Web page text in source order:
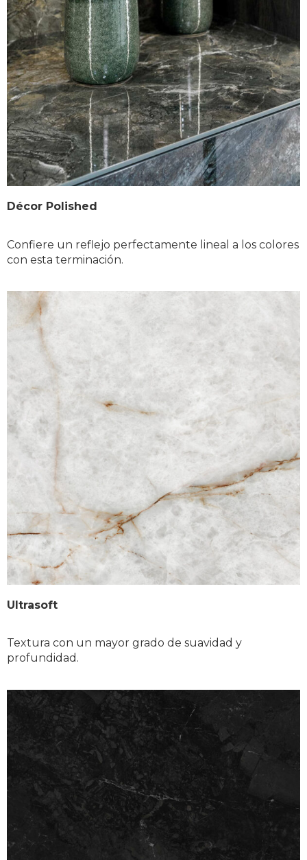
Décor Polished
Confiere un reflejo perfectamente lineal a los colores
con esta terminación.
Ultrasoft
Textura con un mayor grado de suavidad y
profundidad.